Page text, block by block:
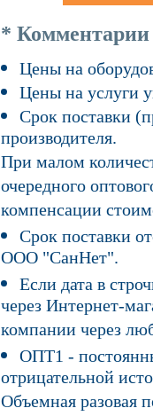
* Комментарии
Цены на
Цены на услуги
Срок поставки
производителя.
При малом
очередного
компенсации
Срок поставки
ООО "СанНет".
Если дата в
через Интернет-
компании через
ОПТ1 -
отрицательной
Объемная разовая